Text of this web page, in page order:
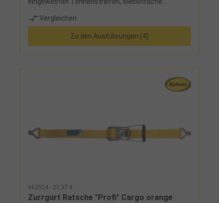
eingewebten Tonnenstreifen, siebenfache
Benutzerhinweisen, zweilagig
Vergleichen
Zu den Ausführungen (4)
962524 - 27,97 €
Zurrgurt Ratsche "Profi" Cargo orange